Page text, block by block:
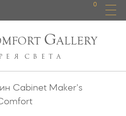
0
GALLERY
СВЕТА
Cabinet Maker's